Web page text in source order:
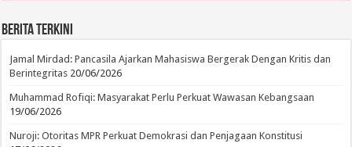
Berita Terkini
Jamal Mirdad: Pancasila Ajarkan Mahasiswa Bergerak Dengan Kritis dan
Berintegritas 20/06/2026
Muhammad Rofiqi: Masyarakat Perlu Perkuat Wawasan Kebangsaan
19/06/2026
Nuroji: Otoritas MPR Perkuat Demokrasi dan Penjagaan Konstitusi